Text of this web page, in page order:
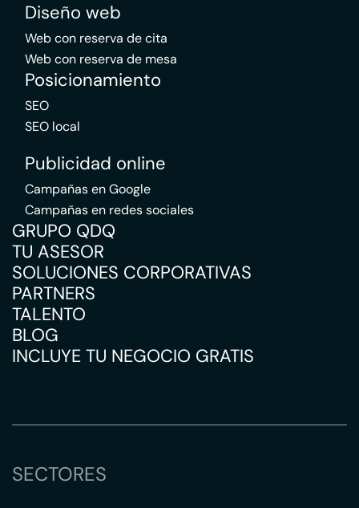
Diseño web
Web con reserva de cita
Web con reserva de mesa
Posicionamiento
SEO
SEO local
Publicidad online
Campañas en Google
Campañas en redes sociales
GRUPO QDQ
TU ASESOR
SOLUCIONES CORPORATIVAS
PARTNERS
TALENTO
BLOG
INCLUYE TU NEGOCIO GRATIS
SECTORES